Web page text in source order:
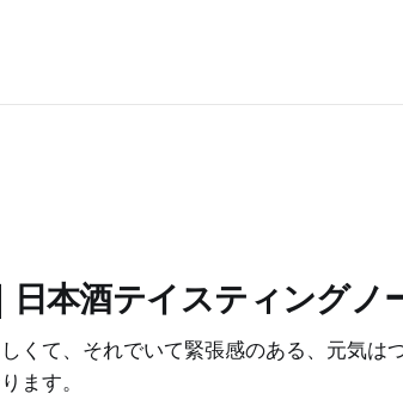
日本酒テイスティングノ
くて、それでいて緊張感のある、元気は
ます。